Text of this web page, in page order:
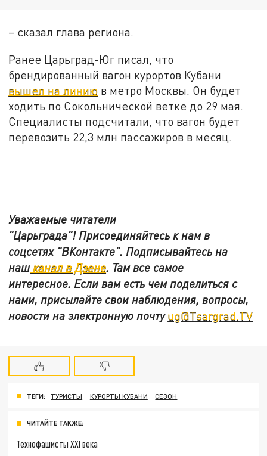
– сказал глава региона.
Ранее Царьград-Юг писал, что
брендированный вагон курортов Кубани
вышел на линию в метро Москвы. Он будет
ходить по Сокольнической ветке до 29 мая.
Специалисты подсчитали, что вагон будет
перевозить 22,3 млн пассажиров в месяц.
Уважаемые читатели
"Царьграда"! Присоединяйтесь к нам в
соцсетях "ВКонтакте". Подписывайтесь на
нашканал в Дзене. Там все самое
интересное. Если вам есть чем поделиться с
нами, присылайте свои наблюдения, вопросы,
новости на электронную почтуug@Tsargrad.TV
ТЕГИ: ТУРИСТЫ КУРОРТЫ КУБАНИ СЕЗОН
ЧИТАЙТЕ ТАКЖЕ:
Технофашисты XXI века